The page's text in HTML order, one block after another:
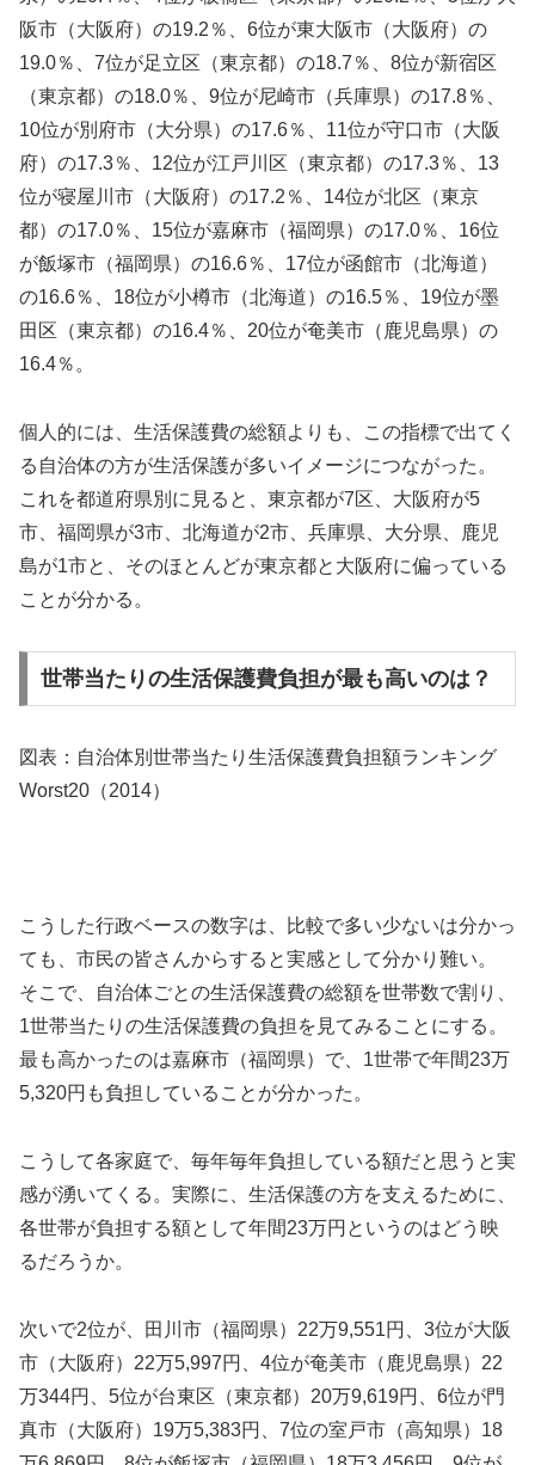
阪市（大阪府）の19.2％、6位が東大阪市（大阪府）の
19.0％、7位が足立区（東京都）の18.7％、8位が新宿区
（東京都）の18.0％、9位が尼崎市（兵庫県）の17.8％、
10位が別府市（大分県）の17.6％、11位が守口市（大阪
府）の17.3％、12位が江戸川区（東京都）の17.3％、13
位が寝屋川市（大阪府）の17.2％、14位が北区（東京
都）の17.0％、15位が嘉麻市（福岡県）の17.0％、16位
が飯塚市（福岡県）の16.6％、17位が函館市（北海道）
の16.6％、18位が小樽市（北海道）の16.5％、19位が墨
田区（東京都）の16.4％、20位が奄美市（鹿児島県）の
16.4％。
個人的には、生活保護費の総額よりも、この指標で出てく
る自治体の方が生活保護が多いイメージにつながった。
これを都道府県別に見ると、東京都が7区、大阪府が5
市、福岡県が3市、北海道が2市、兵庫県、大分県、鹿児
島が1市と、そのほとんどが東京都と大阪府に偏っている
ことが分かる。
世帯当たりの生活保護費負担が最も高いのは？
図表：自治体別世帯当たり生活保護費負担額ランキング
Worst20（2014）
こうした行政ベースの数字は、比較で多い少ないは分かっ
ても、市民の皆さんからすると実感として分かり難い。
そこで、自治体ごとの生活保護費の総額を世帯数で割り、
1世帯当たりの生活保護費の負担を見てみることにする。
最も高かったのは嘉麻市（福岡県）で、1世帯で年間23万
5,320円も負担していることが分かった。
こうして各家庭で、毎年毎年負担している額だと思うと実
感が湧いてくる。実際に、生活保護の方を支えるために、
各世帯が負担する額として年間23万円というのはどう映
るだろうか。
次いで2位が、田川市（福岡県）22万9,551円、3位が大阪
市（大阪府）22万5,997円、4位が奄美市（鹿児島県）22
万344円、5位が台東区（東京都）20万9,619円、6位が門
真市（大阪府）19万5,383円、7位の室戸市（高知県）18